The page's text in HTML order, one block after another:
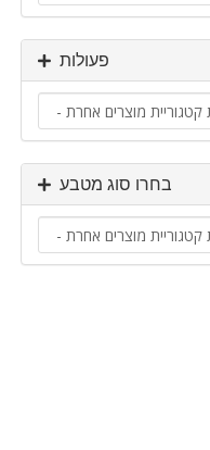
פעולות
בחרו סוג מטבע